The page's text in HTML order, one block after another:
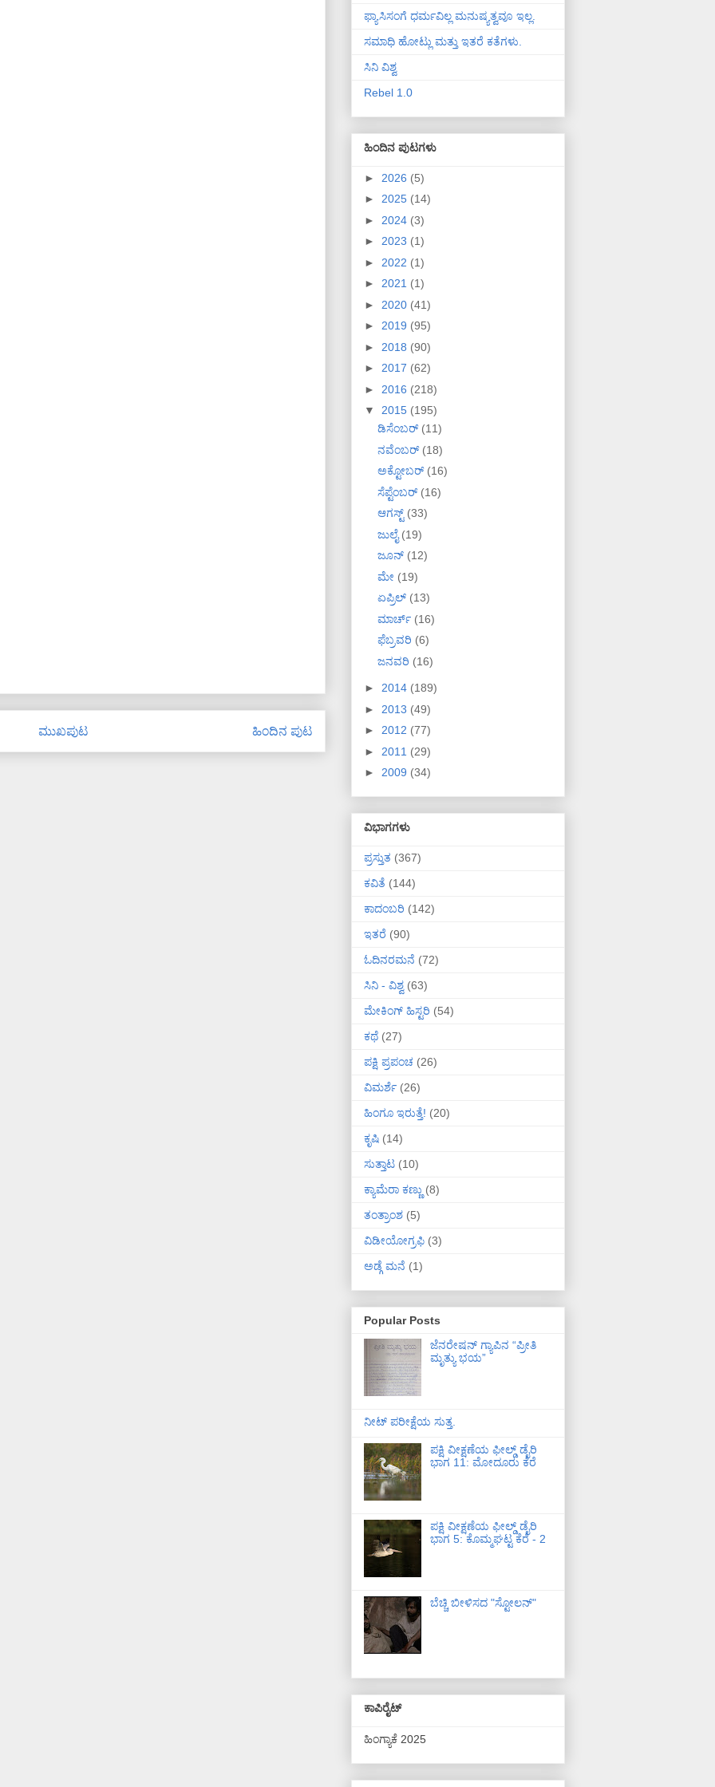
ಹಿಂದಿನ ಪುಟ
ಮುಖಪುಟ
ಫ್ಯಾಸಿಸಂಗೆ ಧರ್ಮವಿಲ್ಲ ಮನುಷ್ಯತ್ವವೂ ಇಲ್ಲ.
ಸಮಾಧಿ ಹೋಟ್ಲು ಮತ್ತು ಇತರೆ ಕತೆಗಳು.
ಸಿನಿ ವಿಶ್ವ
Rebel 1.0
ಹಿಂದಿನ ಪುಟಗಳು
► 2026 (5)
► 2025 (14)
► 2024 (3)
► 2023 (1)
► 2022 (1)
► 2021 (1)
► 2020 (41)
► 2019 (95)
► 2018 (90)
► 2017 (62)
► 2016 (218)
▼ 2015 (195)
ಡಿಸೆಂಬರ್ (11)
ನವೆಂಬರ್ (18)
ಅಕ್ಟೋಬರ್ (16)
ಸೆಪ್ಟೆಂಬರ್ (16)
ಆಗಸ್ಟ್ (33)
ಜುಲೈ (19)
ಜೂನ್ (12)
ಮೇ (19)
ಏಪ್ರಿಲ್ (13)
ಮಾರ್ಚ್ (16)
ಫೆಬ್ರವರಿ (6)
ಜನವರಿ (16)
► 2014 (189)
► 2013 (49)
► 2012 (77)
► 2011 (29)
► 2009 (34)
ವಿಭಾಗಗಳು
ಪ್ರಸ್ತುತ (367)
ಕವಿತೆ (144)
ಕಾದಂಬರಿ (142)
ಇತರೆ (90)
ಓದಿನರಮನೆ (72)
ಸಿನಿ - ವಿಶ್ವ (63)
ಮೇಕಿಂಗ್ ಹಿಸ್ಟರಿ (54)
ಕಥೆ (27)
ಪಕ್ಷಿ ಪ್ರಪಂಚ (26)
ವಿಮರ್ಶೆ (26)
ಹಿಂಗೂ ಇರುತ್ತೆ! (20)
ಕೃಷಿ (14)
ಸುತ್ತಾಟ (10)
ಕ್ಯಾಮೆರಾ ಕಣ್ಣು (8)
ತಂತ್ರಾಂಶ (5)
ವಿಡೀಯೋಗ್ರಫಿ (3)
ಅಡ್ಗೆ ಮನೆ (1)
Popular Posts
ಜೆನರೇಷನ್ ಗ್ಯಾಪಿನ “ಪ್ರೀತಿ
ಮೃತ್ಯು ಭಯ”
ನೀಟ್ ಪರೀಕ್ಷೆಯ ಸುತ್ತ.
ಪಕ್ಷಿ ವೀಕ್ಷಣೆಯ ಫೀಲ್ಡ್‌ ಡೈರಿ
ಭಾಗ 11: ಮೋದೂರು ಕೆರೆ
ಪಕ್ಷಿ ವೀಕ್ಷಣೆಯ ಫೀಲ್ಡ್‌ ಡೈರಿ
ಭಾಗ 5: ಕೊಮ್ಮಘಟ್ಟ ಕೆರೆ - 2
ಬೆಚ್ಚಿ ಬೀಳಿಸದ "ಸ್ಟೋಲನ್"
ಕಾಪಿರೈಟ್
ಹಿಂಗ್ಯಾಕೆ 2025